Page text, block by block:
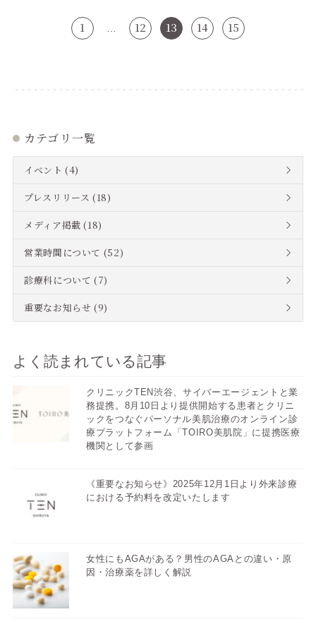
1 12 13 14 15
カテゴリ一覧
イベント (4)
プレスリリース (18)
メディア掲載 (18)
営業時間について (52)
診療科について (7)
重要なお知らせ (9)
よく読まれている記事
クリニックTEN渋谷、サイバーエージェントと業
務提携。8月10日より提供開始する患者とクリニ
ックをつなぐパーソナル美肌治療のオンライン診
療プラットフォーム「TOIRO美肌院」に提携医療
機関として参画
《重要なお知らせ》2025年12月1日より外来診療
における予約料を改定いたします
女性にもAGAがある？男性のAGAとの違い・原
因・治療薬を詳しく解説